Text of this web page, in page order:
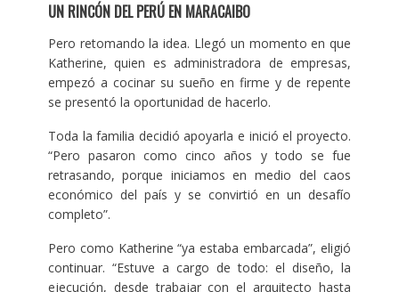
UN RINCÓN DEL PERÚ EN MARACAIBO
Pero retomando la idea. Llegó un momento en que
Katherine, quien es administradora de empresas,
empezó a cocinar su sueño en firme y de repente
se presentó la oportunidad de hacerlo.
Toda la familia decidió apoyarla e inició el proyecto.
“Pero pasaron como cinco años y todo se fue
retrasando, porque iniciamos en medio del caos
económico del país y se convirtió en un desafío
completo”.
Pero como Katherine “ya estaba embarcada”, eligió
continuar. “Estuve a cargo de todo: el diseño, la
ejecución, desde trabajar con el arquitecto hasta